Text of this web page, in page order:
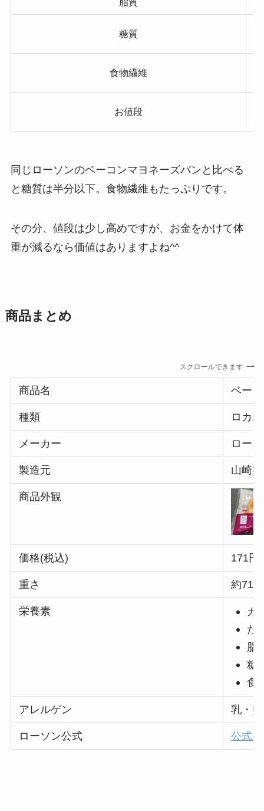
糖質
食物繊維
お値段
同じローソンのベーコンマヨネーズパンと比べる
と糖質は半分以下。食物繊維もたっぷりです。
その分、値段は少し高めですが、お金をかけて体
重が減るなら価値はありますよね^^
商品まとめ
スクロールできます
商品名 ベー
種類 ロカ
メーカー ロー
製造元 山崎
商品外観
価格(税込) 171円
重さ 約71g
栄養素
カ
た
脂
糖
食
アレルゲン 乳・
ローソン公式 公式